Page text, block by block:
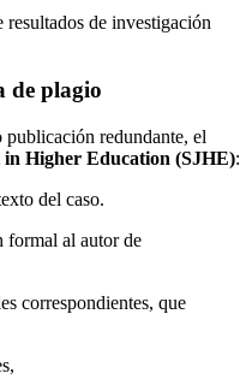
de investigación
de plagio
redundante, el
in Higher Education (SJHE):
del caso.
formal al autor de
correspondientes, que